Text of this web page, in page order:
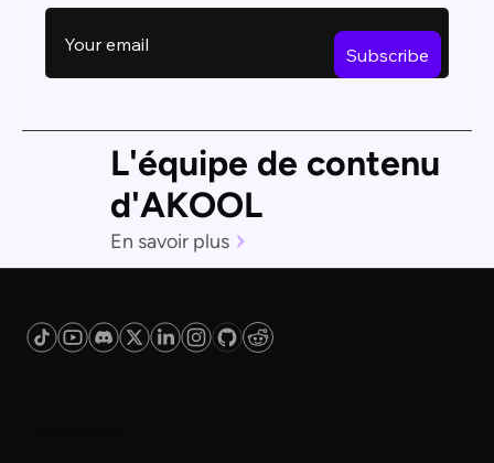
L'équipe de contenu
d'AKOOL
En savoir plus